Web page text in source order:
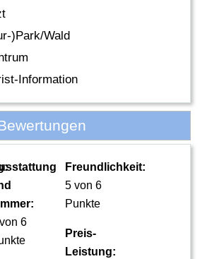
)Park/Wald
Information
6
Freundlichkeit:
5 von 6
Punkte
Preis-
Leistung: